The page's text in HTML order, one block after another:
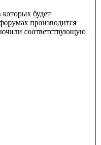
будет
производится
соответствующую